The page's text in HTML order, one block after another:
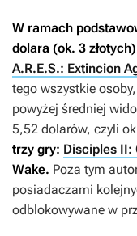
W ramach
dolara (ok. 3
A.R.E.S.: Extincion
tego wszystkie
powyżej średniej
5,52 dolarów, czyli
trzy gry: Disciples II:
Wake. Poza tym
posiadaczami
odblokowywane w